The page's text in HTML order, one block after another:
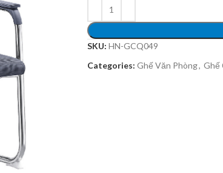
SKU: HN-GCQ049
Categories: Ghế Văn Phòng, Ghế